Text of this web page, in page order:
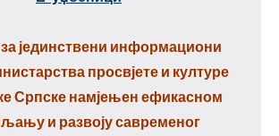
јединствени информациони
просвјете и културе
Српске намјењен ефикасном
и развоју савременог